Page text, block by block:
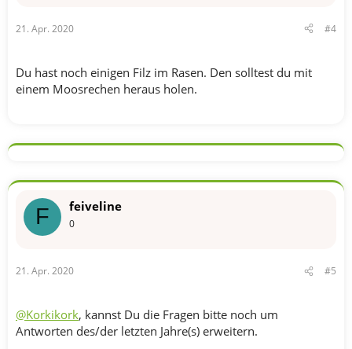
21. Apr. 2020 #4
Du hast noch einigen Filz im Rasen. Den solltest du mit
einem Moosrechen heraus holen.
F feiveline
0
21. Apr. 2020 #5
@Korkikork, kannst Du die Fragen bitte noch um
Antworten des/der letzten Jahre(s) erweitern.